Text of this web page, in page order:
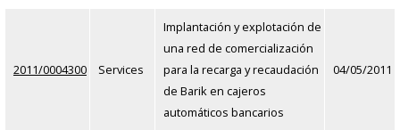
2011/0004300 Services
Implantación y explotación de
una red de comercialización
para la recarga y recaudación
de Barik en cajeros
automáticos bancarios
04/05/2011